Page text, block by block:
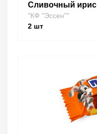
Сливочный ирис
"КФ "Эссен""
2 шт